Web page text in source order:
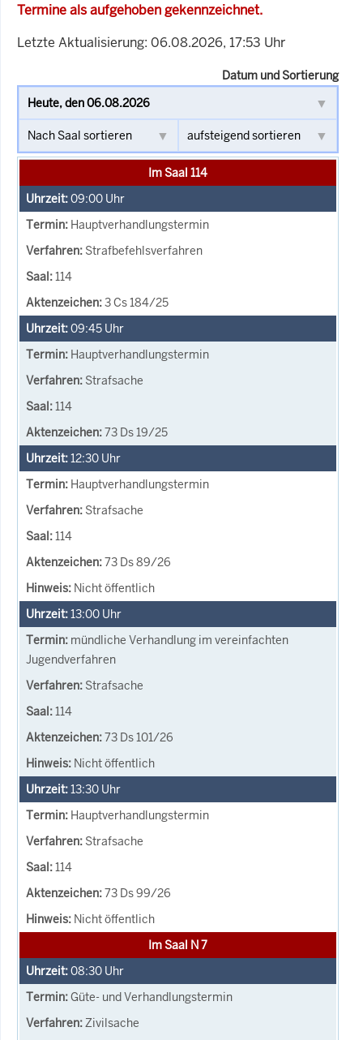
Termine als aufgehoben gekennzeichnet.
Letzte Aktualisierung: 06.08.2026, 17:53 Uhr
Datum und Sortierung
Im Saal 114
09:00 Uhr
Hauptverhandlungstermin
Strafbefehlsverfahren
114
3 Cs 184/25
09:45 Uhr
Hauptverhandlungstermin
Strafsache
114
73 Ds 19/25
12:30 Uhr
Hauptverhandlungstermin
Strafsache
114
73 Ds 89/26
Nicht öffentlich
13:00 Uhr
mündliche Verhandlung im vereinfachten
Jugendverfahren
Strafsache
114
73 Ds 101/26
Nicht öffentlich
13:30 Uhr
Hauptverhandlungstermin
Strafsache
114
73 Ds 99/26
Nicht öffentlich
Im Saal N 7
08:30 Uhr
Güte- und Verhandlungstermin
Zivilsache